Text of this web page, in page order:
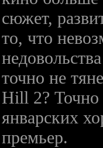
сюжет,
то, что
точно не
Hill 2? Точно
январских
премьер.